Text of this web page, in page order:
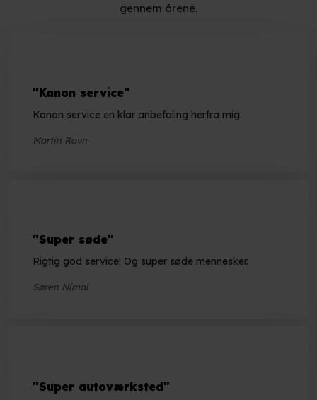
gennem årene.
"Kanon service"
Kanon service en klar anbefaling herfra mig.
Martin Ravn
"Super søde"
Rigtig god service! Og super søde mennesker.
Søren Nimal
"Super autoværksted"